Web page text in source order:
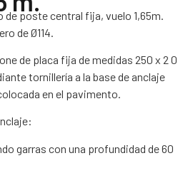
poste central fija, vuelo 1,65m.
de Ø114.
de placa fija de medidas 250 x 2 0
tornillería a la base de anclaje
en el pavimento.
garras con una profundidad de 60